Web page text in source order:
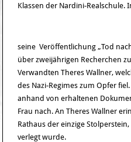
Klassen der Nardini-Realschule.
seine Veröffentlichung „Tod
über zweijährigen Recherchen
Verwandten Theres Wallner,
des Nazi-Regimes zum Opfer
anhand von erhaltenen
Frau nach. An Theres Wallner
Rathaus der einzige
verlegt wurde.